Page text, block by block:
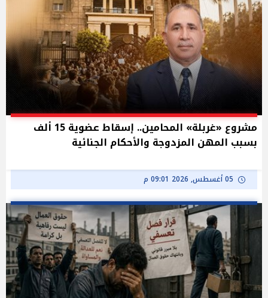
مشروع «غربلة» المحامين.. إسقاط عضوية 15 ألف
بسبب المهن المزدوجة والأحكام الجنائية
05 أغسطس, 2026 09:01 م